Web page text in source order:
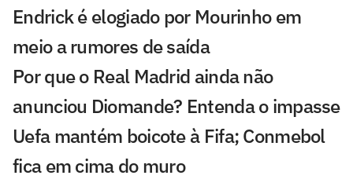
Endrick é elogiado por Mourinho em
meio a rumores de saída
Por que o Real Madrid ainda não
anunciou Diomande? Entenda o impasse
Uefa mantém boicote à Fifa; Conmebol
fica em cima do muro